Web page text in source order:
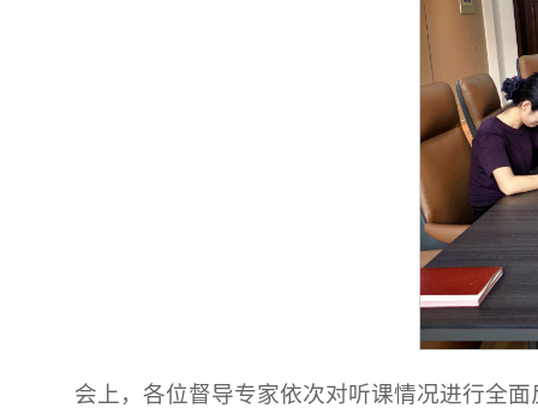
会上，各位督导专家依次对听课情况进行全